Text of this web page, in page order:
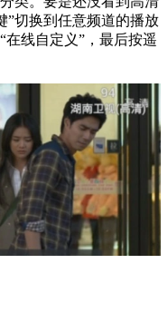
”切换到任意频道的播放
在线自定义”，最后按遥